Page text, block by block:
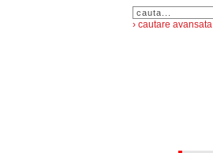
› cautare avansata